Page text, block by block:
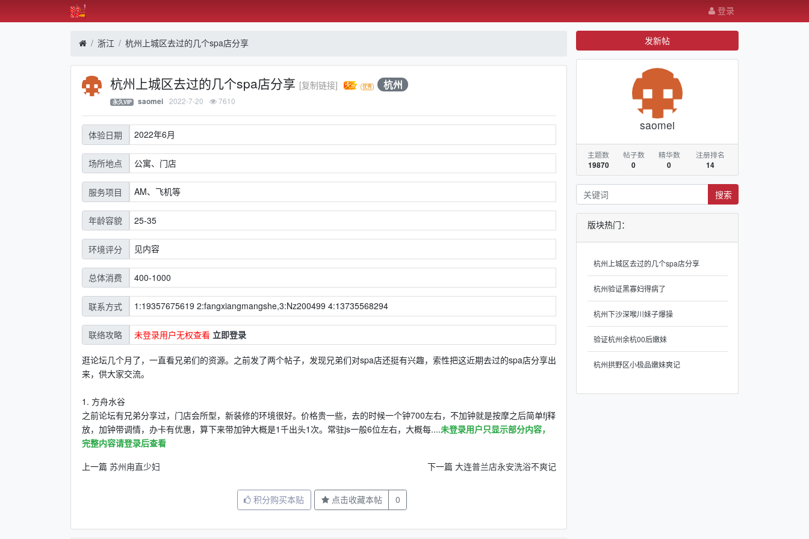
登录
浙江 杭州上城区去过的几个spa店分享
杭州上城区去过的几个spa店分享 [复制链接] 杭州
永久VIP saomei 2022-7-20 7610
体验日期 2022年6月
场所地点 公寓、门店
服务项目 AM、飞机等
年龄容貌 25-35
环境评分 见内容
总体消费 400-1000
联系方式 1:19357675619 2:fangxiangmangshe,3:Nz200499 4:13735568294
联络攻略 未登录用户无权查看 立即登录
逛论坛几个月了，一直看兄弟们的资源。之前发了两个帖子，发现兄弟们对spa店还挺有兴趣，索性把这近期去过的spa店分享出
来，供大家交流。
1. 方舟水谷
之前论坛有兄弟分享过，门店会所型，新装修的环境很好。价格贵一些，去的时候一个钟700左右，不加钟就是按摩之后简单fj释
放，加钟带调情，办卡有优惠，算下来带加钟大概是1千出头1次。常驻js一般6位左右，大概每....未登录用户只显示部分内容，
完整内容请登录后查看
上一篇 苏州甪直少妇 下一篇 大连普兰店永安洗浴不爽记
积分购买本贴 点击收藏本帖 0
发新帖
saomei
主题数
19870
帖子数
0
精华数
0
注册排名
14
搜索
版块热门：
杭州上城区去过的几个spa店分享
杭州验证黑寡妇得病了
杭州下沙深喉川妹子爆操
验证杭州余杭00后嫩妹
杭州拱野区小极品嫩妹爽记